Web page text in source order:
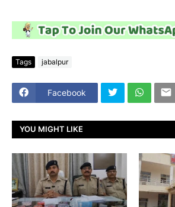
Tags jabalpur
Facebook
YOU MIGHT LIKE